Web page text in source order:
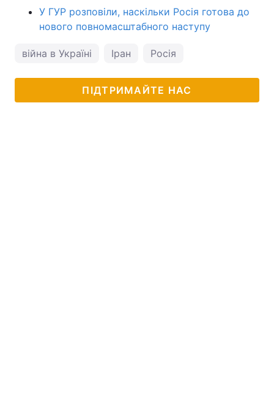
У ГУР розповіли, наскільки Росія готова до
нового повномасштабного наступу
війна в Україні Іран Росія
ПІДТРИМАЙТЕ НАС